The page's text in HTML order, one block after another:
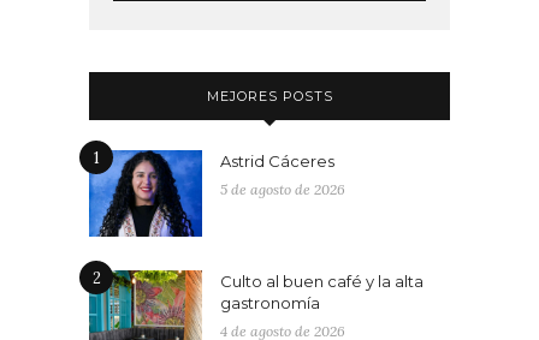
MEJORES POSTS
1 Astrid Cáceres
5 de agosto de 2026
2
Culto al buen café y la alta
gastronomía
4 de agosto de 2026